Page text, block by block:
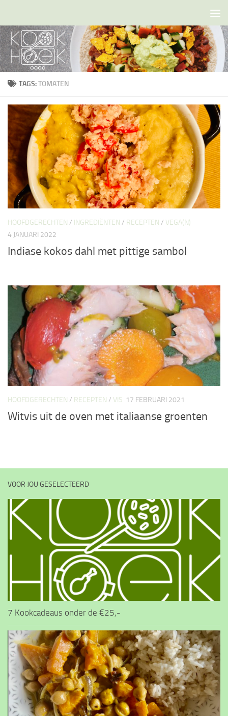
TAGS:TOMATEN
HOOFDGERECHTEN / INGREDIËNTEN / RECEPTEN / VEGA(N)
4 JANUARI 2022
Indiase kokos dahl met pittige sambol
HOOFDGERECHTEN / RECEPTEN / VIS 17 FEBRUARI 2021
Witvis uit de oven met italiaanse groenten
VOOR JOU GESELECTEERD
7 Kookcadeaus onder de €25,-